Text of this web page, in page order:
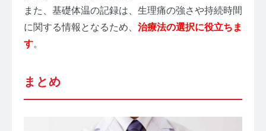
また、基礎体温の記録は、生理痛の強さや持続時間
に関する情報となるため、 治療法の選択に役立ちま
す。
まとめ